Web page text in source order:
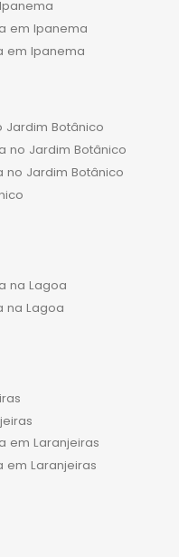
e
em
A
de
e
em Ipanema
em Ipanema
Botânico
no Jardim Botânico
no Jardim Botânico
na Lagoa
na Lagoa
em Laranjeiras
em Laranjeiras